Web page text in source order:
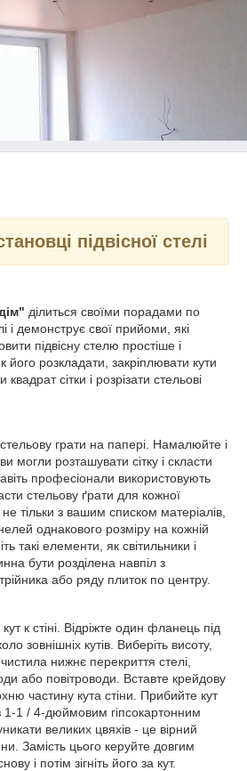
підвісної стелі
ділиться своїми порадами по
і демонструє свої прийоми, які
підвісну стелю простіше і
його розкладати, закріплювати кути
квадрат сітки і розрізати стельові
стельову грати на папері. Намалюйте і
могли розташувати сітку і скласти
професіонали використовують
стельову ґрати для кожної
тільки з вашим списком матеріалів,
однакового розміру на кожній
такі елементи, як світильники і
бути розділена навпіл з
або ряду плиток по центру.
к стіні. Відріжте один фланець під
зовнішніх кутів. Виберіть висоту,
нижнє перекриття стелі,
або повітроводи. Вставте крейдову
частину кута стіни. Прибийте кут
1-1 / 4-дюймовим гіпсокартонним
великих цвяхів - це вірний
Замість цього керуйте довгим
і потім зігніть його за кут.